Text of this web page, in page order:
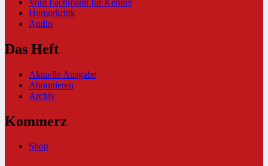
Humorkritik
Audio
Das Heft
Aktuelle Ausgabe
Abonnieren
Archiv
Kommerz
Shop